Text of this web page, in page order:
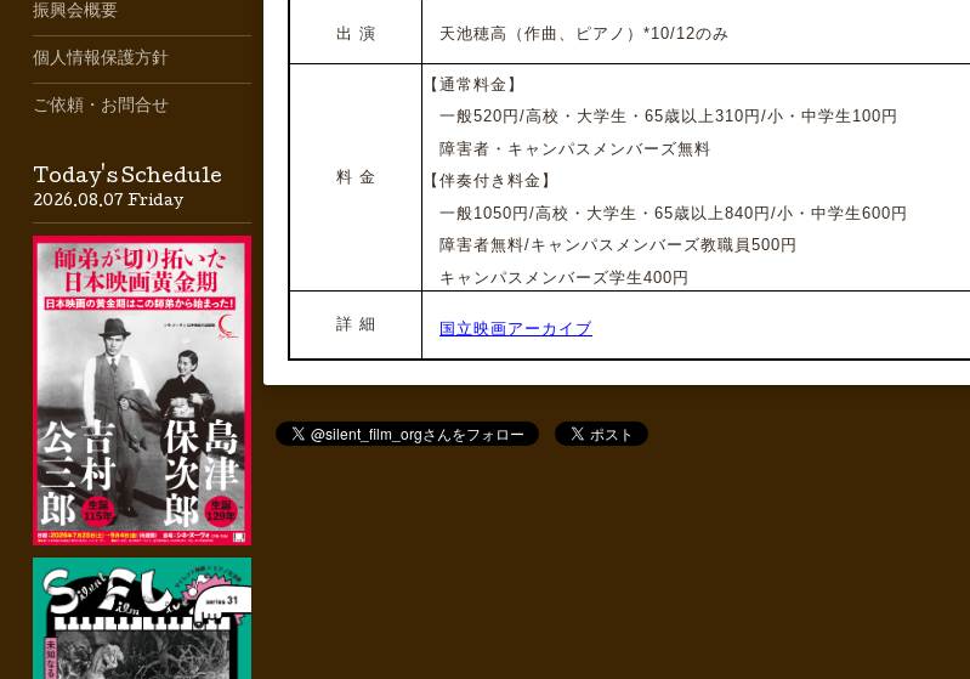
出 演 天池穂高（作曲、ピアノ）*10/12のみ
料 金
【通常料金】
一般520円/高校・大学生・65歳以上310円/小・中学生100円
障害者・キャンパスメンバーズ無料
【伴奏付き料金】
一般1050円/高校・大学生・65歳以上840円/小・中学生600円
障害者無料/キャンパスメンバーズ教職員500円
キャンパスメンバーズ学生400円
詳 細 国立映画アーカイブ
振興会概要
個人情報保護方針
ご依頼・お問合せ
Today's Schedule
2026.08.07 Friday